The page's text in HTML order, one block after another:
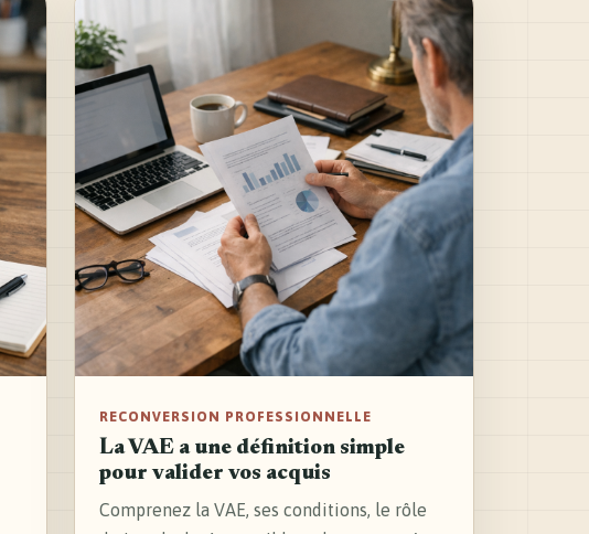
RECONVERSION PROFESSIONNELLE
La VAE a une définition simple
pour valider vos acquis
Comprenez la VAE, ses conditions, le rôle